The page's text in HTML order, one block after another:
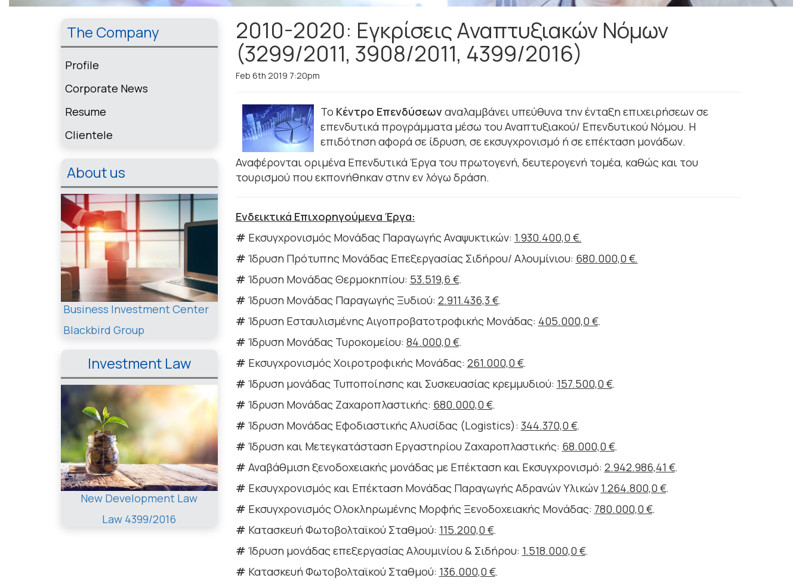
2010-2020: Εγκρίσεις Αναπτυξιακών Νόμων
(3299/2011, 3908/2011, 4399/2016)
Feb 6th 2019 7:20pm
Το Κέντρο Επενδύσεωναναλαμβάνει υπεύθυνα την ένταξη επιχειρήσεων σε
επενδυτικά προγράμματα μέσω του Αναπτυξιακού/ Επενδυτικού Νόμου. Η
επιδότηση αφορά σε ίδρυση, σε εκσυγχρονισμό ή σε επέκταση μονάδων.
Αναφέρονται οριμένα Επενδυτικά Έργα του πρωτογενή, δευτερογενή τομέα, καθώς και του
τουρισμού που εκπονήθηκαν στην εν λόγω δράση.
Ενδεικτικά Επιχορηγούμενα Έργα:
# Εκσυγχρονισμός Μονάδας Παραγωγής Αναψυκτικών: 1.930.400,0 €.
# Ίδρυση Πρότυπης Μονάδας Επεξεργασίας Σιδήρου/ Αλουμίνιου: 680.000,0 €.
# Ίδρυση Μονάδας Θερμοκηπίου: 53.519,6 €.
# Ίδρυση Μονάδας Παραγωγής Ξυδιού: 2.911.436,3 €.
# Ίδρυση Εσταυλισμένης Αιγοπροβατοτροφικής Μονάδας: 405.000,0 €.
# Ίδρυση Μονάδας Τυροκομείου: 84.000,0 €.
# Εκσυγχρονισμός Χοιροτροφικής Μονάδας: 261.000,0 €.
# Ίδρυση μονάδας Τυποποίησης και Συσκευασίας κρεμμυδιού: 157.500,0 €.
# Ίδρυση Μονάδας Ζαχαροπλαστικής: 680.000,0 €.
# Ίδρυση Μονάδας Εφοδιαστικής Αλυσίδας (Logistics): 344.370,0 €.
# Ίδρυση και Μετεγκατάσταση Εργαστηρίου Ζαχαροπλαστικής: 68.000,0 €.
# Αναβάθμιση ξενοδοχειακής μονάδας με Επέκταση και Εκσυγχρονισμό: 2.942.986,41 €.
# Εκσυγχρονισμός και Επέκταση Μονάδας Παραγωγής Αδρανών Υλικών 1.264.800,0 €.
# Εκσυγχρονισμός Ολοκληρωμένης Μορφής Ξενοδοχειακής Μονάδας: 780.000,0 €.
# Κατασκευή Φωτοβολταϊκού Σταθμού: 115.200,0 €.
# Ίδρυση μονάδας επεξεργασίας Αλουμινίου & Σιδήρου: 1.518.000,0 €.
# Κατασκευή Φωτοβολταϊκού Σταθμού: 136.000,0 €.
The Company
Profile
Corporate News
Resume
Clientele
About us
Business Investment Center
Blackbird Group
Investment Law
New Development Law
Law 4399/2016